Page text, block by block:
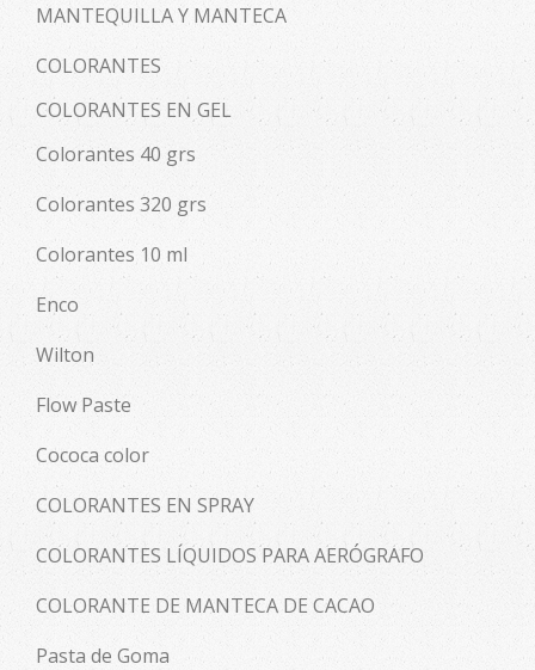
MANTEQUILLA Y MANTECA
COLORANTES
COLORANTES EN GEL
Colorantes 40 grs
Colorantes 320 grs
Colorantes 10 ml
Enco
Wilton
Flow Paste
Cococa color
COLORANTES EN SPRAY
COLORANTES LÍQUIDOS PARA AERÓGRAFO
COLORANTE DE MANTECA DE CACAO
Pasta de Goma